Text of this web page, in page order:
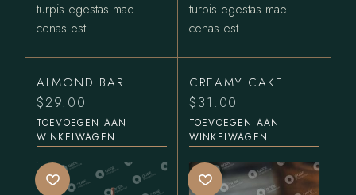
turpis egestas mae
cenas est
turpis egestas mae
cenas est
ALMOND BAR
$29.00
TOEVOEGEN AAN
WINKELWAGEN
CREAMY CAKE
$31.00
TOEVOEGEN AAN
WINKELWAGEN